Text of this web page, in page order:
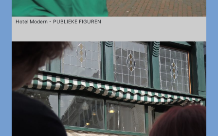
Hotel Modern - PUBLIEKE FIGUREN